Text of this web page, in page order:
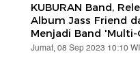
KUBURAN Band,
Album Jass Friend
Menjadi Band 'Multi-
Jumat, 08 Sep 2023 10:10